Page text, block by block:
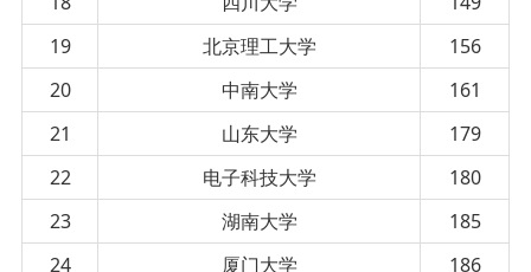
19
北京理工大学
156
20
中南大学
161
21
山东大学
179
22
电子科技大学
180
23
湖南大学
185
24
厦门大学
186